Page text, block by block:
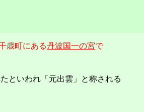
歳町にある丹波国一の宮で
といわれ「元出雲」と称される